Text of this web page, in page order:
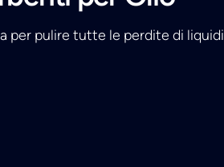
per pulire tutte le perdite di liquidi